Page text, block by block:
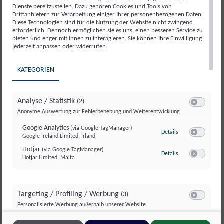
Lösungen
Österreich steht vor einem Müllproblem: Das
Müllaufkommen hat sich pro Person in nur 30 Jahren
fast verdoppelt. Welche Maßnahmen sind jetzt nötig,
Dienste bereitzustellen. Dazu gehören Cookies und Tools von
Drittanbietern zur Verarbeitung einiger Ihrer personenbezogenen Daten.
Diese Technologien sind für die Nutzung der Website nicht zwingend
erforderlich. Dennoch ermöglichen sie es uns, einen besseren Service zu
bieten und enger mit Ihnen zu interagieren. Sie können Ihre Einwilligung
jederzeit anpassen oder widerrufen.
KATEGORIEN
Analyse / Statistik (2)
Anonyme Auswertung zur Fehlerbehebung und Weiterentwicklung
Google Analytics (via Google TagManager)
Google Ireland Limited, Irland
Details zu Google
Hotjar (via Google TagManager)
Hotjar Limited, Malta
Details zu Hotjar (via
Targeting / Profiling / Werbung (3)
Personalisierte Werbung außerhalb unserer Website
Meta Pixel(via Google TagManager)